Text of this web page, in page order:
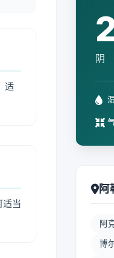
适
适当
阴
阿
阿
博